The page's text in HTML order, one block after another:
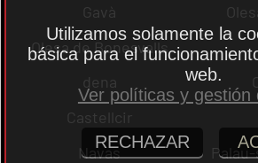
Gavà
Olesa de Bonesvalls
dena
Castellcir
Navas
Utilizamos solamente la
básica para el
web.
Ver políticas y gestión
RECHAZAR